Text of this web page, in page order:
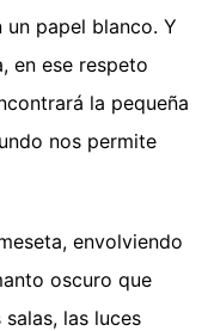
papel blanco. Y
en ese respeto
la pequeña
nos permite
envolviendo
oscuro que
las luces